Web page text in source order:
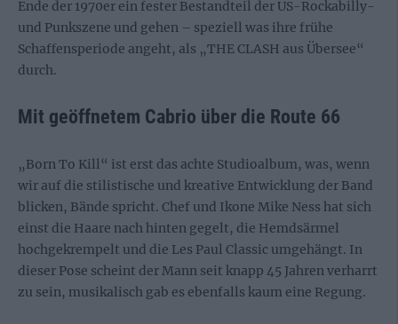
Ende der 1970er ein fester Bestandteil der US-Rockabilly-
und Punkszene und gehen – speziell was ihre frühe
Schaffensperiode angeht, als „THE CLASH aus Übersee“
durch.
Mit geöffnetem Cabrio über die Route 66
„Born To Kill“ ist erst das achte Studioalbum, was, wenn
wir auf die stilistische und kreative Entwicklung der Band
blicken, Bände spricht. Chef und Ikone Mike Ness hat sich
einst die Haare nach hinten gegelt, die Hemdsärmel
hochgekrempelt und die Les Paul Classic umgehängt. In
dieser Pose scheint der Mann seit knapp 45 Jahren verharrt
zu sein, musikalisch gab es ebenfalls kaum eine Regung.